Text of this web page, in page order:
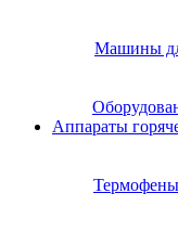
Машины
Аппараты
Термофены